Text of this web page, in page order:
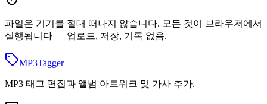
파일은 기기를 절대 떠나지 않습니다. 모든 것이 브라우저에서
실행됩니다 — 업로드, 저장, 기록 없음.
MP3Tagger
MP3 태그 편집과 앨범 아트워크 및 가사 추가.